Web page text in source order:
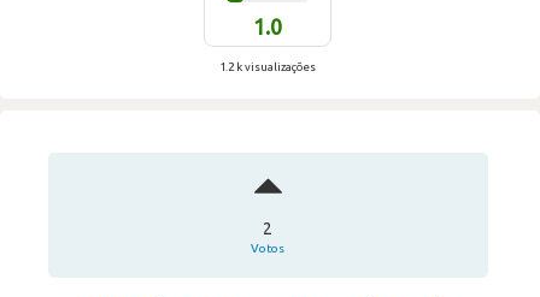
1.0
1.2 k visualizações
2
Votos